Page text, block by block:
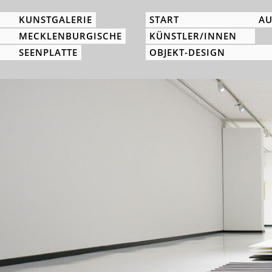
KUNSTGALERIE
MECKLENBURGISCHE
SEENPLATTE
START
KÜNSTLER/INNEN
OBJEKT-DESIGN